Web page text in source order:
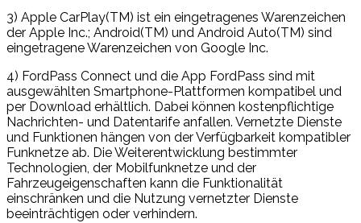
3) Apple CarPlay(TM) ist ein eingetragenes Warenzeichen
der Apple Inc.; Android(TM) und Android Auto(TM) sind
eingetragene Warenzeichen von Google Inc.
4) FordPass Connect und die App FordPass sind mit
ausgewählten Smartphone-Plattformen kompatibel und
per Download erhältlich. Dabei können kostenpflichtige
Nachrichten- und Datentarife anfallen. Vernetzte Dienste
und Funktionen hängen von der Verfügbarkeit kompatibler
Funknetze ab. Die Weiterentwicklung bestimmter
Technologien, der Mobilfunknetze und der
Fahrzeugeigenschaften kann die Funktionalität
einschränken und die Nutzung vernetzter Dienste
beeinträchtigen oder verhindern.